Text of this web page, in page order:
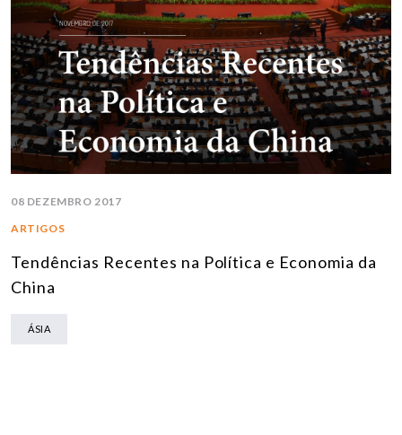
08 DEZEMBRO 2017
ARTIGOS
Tendências Recentes na Política e Economia da
China
ÁSIA